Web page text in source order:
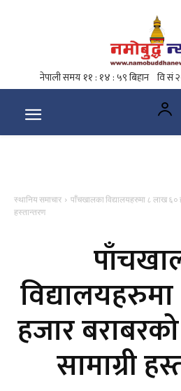
स्थानिय समाचार
पाँचखालका विद्यालयहरुमा ८ लाख ६०
हस्तान्तरण
हजार बराबरको
सामाग्री